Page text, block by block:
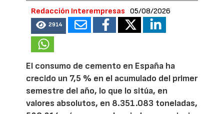
Redacción Interempresas 05/08/2026
2914
El consumo de cemento en España ha
crecido un 7,5 % en el acumulado del primer
semestre del año, lo que lo sitúa, en
valores absolutos, en 8.351.083 toneladas,